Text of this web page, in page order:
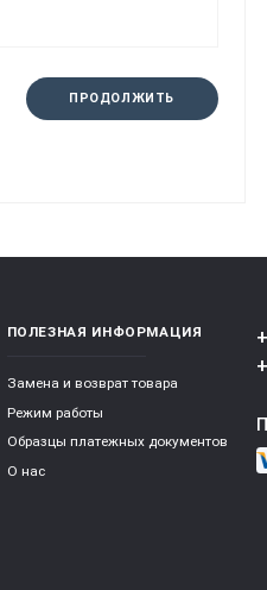
ПРОДОЛЖИТЬ
ПОЛЕЗНАЯ ИНФОРМАЦИЯ
Замена и возврат товара
Режим работы
Образцы платежных документов
О нас